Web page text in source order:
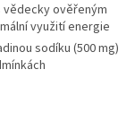
vědecky ověřeným
využití energie
sodíku (500 mg)